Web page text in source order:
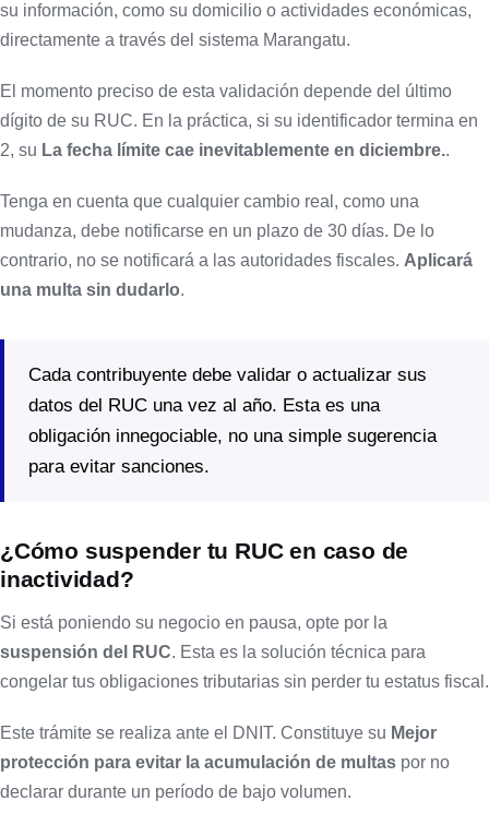
su información, como su domicilio o actividades económicas,
directamente a través del sistema Marangatu.
El momento preciso de esta validación depende del último
dígito de su RUC. En la práctica, si su identificador termina en
2, su La fecha límite cae inevitablemente en diciembre..
Tenga en cuenta que cualquier cambio real, como una
mudanza, debe notificarse en un plazo de 30 días. De lo
contrario, no se notificará a las autoridades fiscales. Aplicará
una multa sin dudarlo.
Cada contribuyente debe validar o actualizar sus
datos del RUC una vez al año. Esta es una
obligación innegociable, no una simple sugerencia
para evitar sanciones.
¿Cómo suspender tu RUC en caso de
inactividad?
Si está poniendo su negocio en pausa, opte por la
suspensión del RUC. Esta es la solución técnica para
congelar tus obligaciones tributarias sin perder tu estatus fiscal.
Este trámite se realiza ante el DNIT. Constituye su Mejor
protección para evitar la acumulación de multas por no
declarar durante un período de bajo volumen.